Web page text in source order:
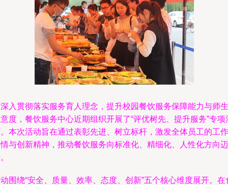
入贯彻落实服务育人理念，提升校园餐饮服务保障能力与师生
度，餐饮服务中心近期组织开展了“评优树先、提升服务”专项
本次活动旨在通过表彰先进、树立标杆，激发全体员工的工作
与创新精神，推动餐饮服务向标准化、精细化、人性化方向迈
围绕“安全、质量、效率、态度、创新”五个核心维度展开。在